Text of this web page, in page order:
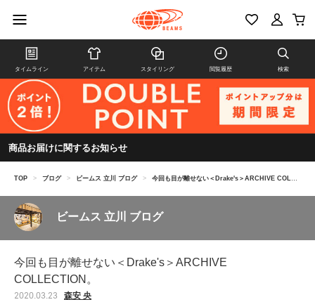
タイムライン アイテム スタイリング 閲覧履歴 検索
商品お届けに関するお知らせ
TOP > ブログ > ビームス 立川 ブログ > 今回も目が離せない＜Drake's＞ARCHIVE COLLECTION。
ビームス 立川 ブログ
今回も目が離せない＜Drake's＞ARCHIVE
COLLECTION。
2020.03.23 森安 央